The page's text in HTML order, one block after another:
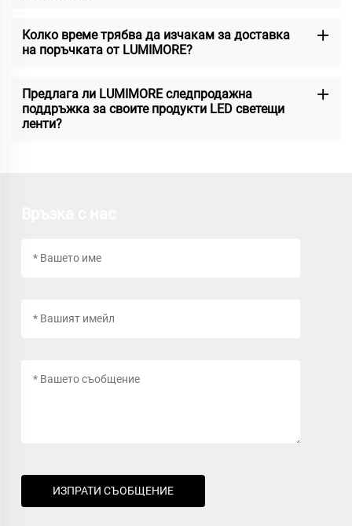
Колко време трябва да изчакам за доставка
на поръчката от LUMIMORE?
Предлага ли LUMIMORE следпродажна
поддръжка за своите продукти LED светещи
ленти?
ИЗПРАТИ СЪОБЩЕНИЕ